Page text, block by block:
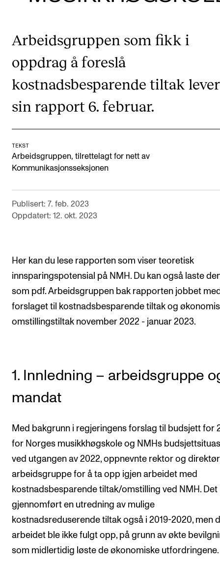
Gjennomføre konserter og arrangementer
Plakat, program og markedsføring
Interne konserter og arrangementer
Låne utstyr
PRAKTISK
Rom, bygg, saler og studio
Si ifra!
Betalte spilleoppdrag
Mangfold og likestilling
Arrangementer
Nyheter for studenter
Etter noter nyhetsbrev
Kontaktpunkt
Studentutvalet SUT
Biblioteket
Arbeidsgruppen som fikk i
oppdrag å foreslå
kostnadsbesparende tiltak
sin rapport 6. februar.
TEKST
Arbeidsgruppen, tilrettelagt for nett av
Kommunikasjonsseksjonen
Publisert: 7. feb. 2023
Oppdatert: 12. okt. 2023
Her kan du lese rapporten som viser teoretisk
innsparingspotensial på NMH. Du kan også laste
som pdf. Arbeidsgruppen bak rapporten jobbet
forslaget til kostnadsbesparende tiltak og
omstillingstiltak november 2022 - januar 2023.
1. Innledning – arbeidsgruppe
mandat
Med bakgrunn i regjeringens forslag til budsjett for
for Norges musikkhøgskole og NMHs
ved utgangen av 2022, oppnevnte rektor og
arbeidsgruppe for å ta opp igjen arbeidet med
kostnadsbesparende tiltak/omstilling ved NMH. Det
gjennomført en utredning av mulige
kostnadsreduserende tiltak også i 2019-2020, men
arbeidet ble ikke fulgt opp, på grunn av økte
som midlertidig løste de økonomiske utfordringene.